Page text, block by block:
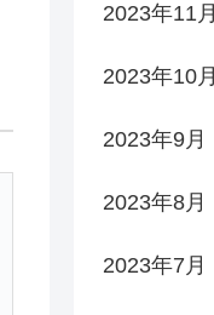
2023年11月
2023年10月
2023年9月
2023年8月
2023年7月